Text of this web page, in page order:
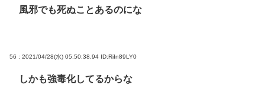
風邪でも死ぬことあるのにな
56 : 2021/04/28(水) 05:50:38.94 ID:RiIn89LY0
しかも強毒化してるからな